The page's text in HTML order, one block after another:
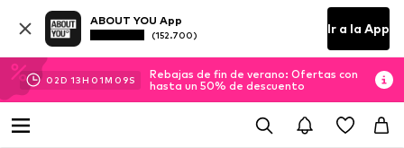
ABOUT YOU App
(152.700) Ir a la App
02D 13H 01M 08S
Rebajas de fin de verano: Ofertas con
hasta un 50% de descuento